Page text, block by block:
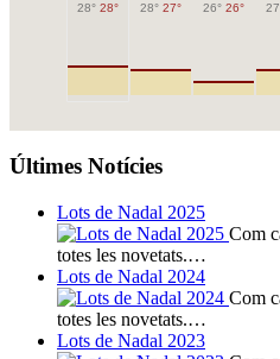
28° 28° 28° 27° 26° 26°
Últimes Notícies
Lots de Nadal 2025
Com
totes les novetats.…
Lots de Nadal 2024
Com
totes les novetats.…
Lots de Nadal 2023